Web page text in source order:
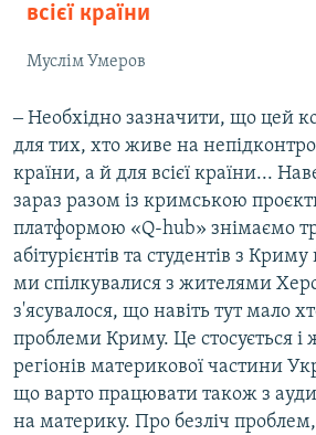
всієї країни
Муслім Умеров
‒ Необхідно зазначити, що цей
для тих, хто живе на
країни, а й для всієї країни...
зараз разом із кримською
платформою «Q-hub» знімаємо
абітурієнтів та студентів з
ми спілкувалися з жителями
з'ясувалося, що навіть тут мало
проблеми Криму. Це стосується і
регіонів материкової частини
що варто працювати також з
на материку. Про безліч